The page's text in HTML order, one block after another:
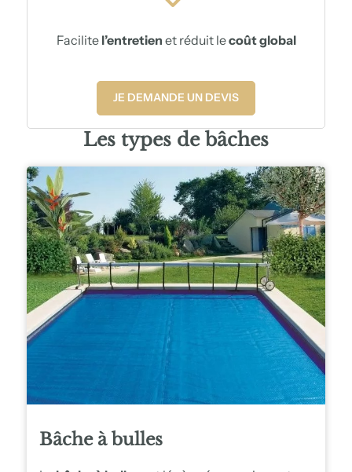
Facilite l’entretien et réduit lecoût global
JE DEMANDE UN DEVIS
Les types de bâches
Bâche à bulles